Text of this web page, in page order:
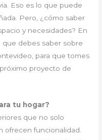
Eso es lo que puede
Pero, ¿cómo saber
y necesidades? En
debes saber sobre
para que tomes
proyecto de
tu hogar?
que no solo
ofrecen funcionalidad.